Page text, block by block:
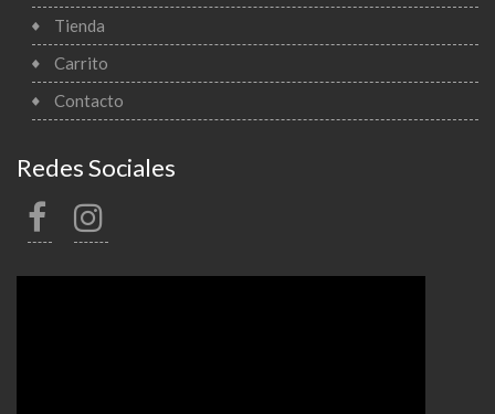
Tienda
Carrito
Contacto
Redes Sociales